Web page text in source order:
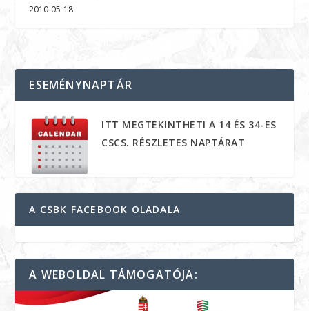
2010-05-18
ESEMÉNYNAPTÁR
ITT MEGTEKINTHETI A 14 ÉS 34-ES
CSCS. RÉSZLETES NAPTÁRAT
A CSBK FACEBOOK OLADALA
A WEBOLDAL TÁMOGATÓJA: